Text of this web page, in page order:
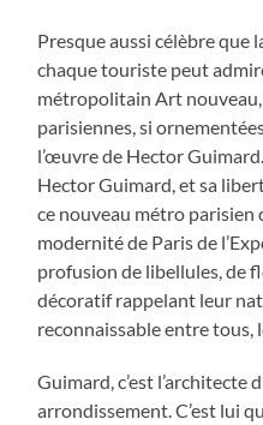
Presque aussi célèbre que
chaque touriste peut
métropolitain Art
parisiennes, si
l’œuvre de Hector
Hector Guimard, et sa
ce nouveau métro parisien
modernité de Paris de
profusion de libellules, de
décoratif rappelant leur
reconnaissable entre tous,
Guimard, c’est l’architecte
arrondissement. C’est lui